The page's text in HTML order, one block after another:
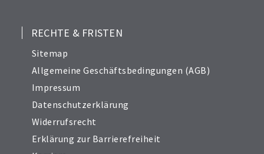
RECHTE & FRISTEN
Sitemap
Allgemeine Geschäftsbedingungen (AGB)
Impressum
Datenschutzerklärung
Widerrufsrecht
Erklärung zur Barrierefreiheit